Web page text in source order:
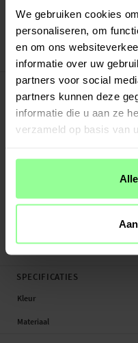
We gebruiken cookies
personaliseren, om
en om ons
informatie over uw
partners voor social
partners kunnen deze
informatie die u aan ze
verzameld op basis van
Veilig betalen met
30 dagen retourrecht
PRODUCTBESCHRIJVING
Hoesje met Camera Protector voor
bescherming tegen stoten en
met een TPU-kern, een harde
grip te geven op je telefoon. De
films, video’s of games te bekijken.
- Schokabsorberend hybride
- Biedt effectieve bescherming
- Perfecte ...Meer
SPECIFICATIES
Kleur
Materiaal